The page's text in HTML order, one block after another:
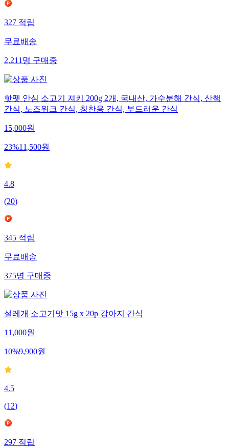
327적립
무료배송
2,211명구매중
핫펫 안심 소고기 져키 200g 2개, 국내산, 가수분해 간식, 산책
간식, 노즈워크 간식, 칭찬용 간식, 부드러운 간식
15,000원
23%11,500원
4.8
(20)
345적립
무료배송
375명구매중
설레개 소고기맛 15g x 20p 강아지 간식
11,000원
10%9,900원
4.5
(12)
297적립